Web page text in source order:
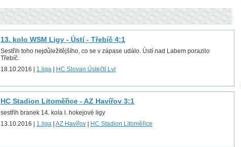
13. kolo WSM Ligy - Ústí - Třebíč 4:1
Sestřih toho nejdůležitějšího, co se v zápase událo. Ústí nad Labem porazilo
Třebíč.
18.10.2016 | 1.liga HC Slovan Ústečtí Lvi
HC Stadion Litoměřice - AZ Havířov 3:1
sestřih branek 14. kola I. hokejové ligy
13.10.2016 | 1.liga AZ Havířov HC Stadion Litoměřice